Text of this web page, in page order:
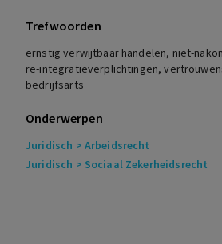
Trefwoorden
ernstig verwijtbaar handelen, niet-
re-integratieverplichtingen,
bedrijfsarts
Onderwerpen
Juridisch > Arbeidsrecht
Juridisch > Sociaal Zekerheidsrecht